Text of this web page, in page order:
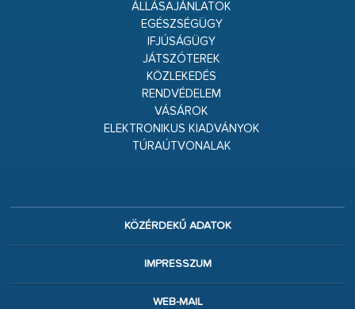
ÁLLÁSAJÁNLATOK
EGÉSZSÉGÜGY
IFJÚSÁGÜGY
JÁTSZÓTEREK
KÖZLEKEDÉS
RENDVÉDELEM
VÁSÁROK
ELEKTRONIKUS KIADVÁNYOK
TÚRAÚTVONALAK
KÖZÉRDEKŰ ADATOK
IMPRESSZUM
WEB-MAIL